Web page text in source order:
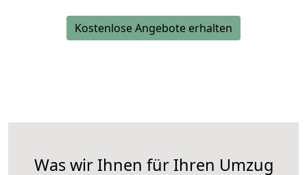
Kostenlose Angebote erhalten
Was wir Ihnen für Ihren Umzug